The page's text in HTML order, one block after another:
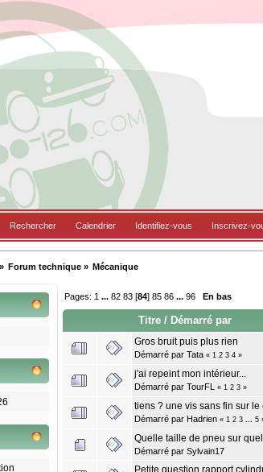
Rechercher Calendrier Identifiez-vous Inscrivez-
Forum technique» Mécanique
Pages: 1 ...82 83 [84]85 86 ...96 En bas
Titre / Démarré par
Gros bruit puis plus rien
Démarré par Tata « 1 2 3 4 »
j'ai repeint mon intérieur...
Démarré par TourFL « 1 2 3 »
tiens ? une vis sans fin sur le
Démarré par Hadrien « 1 2 3 ... 5
Quelle taille de pneu sur
Démarré par Sylvain17